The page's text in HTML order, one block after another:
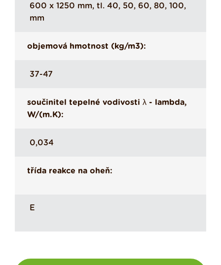
600 x 1250 mm, tl. 40, 50, 60, 80, 100,
mm
objemová hmotnost (kg/m3):
37-47
součinitel tepelné vodivosti λ - lambda,
W/(m.K):
0,034
třída reakce na oheň:
E